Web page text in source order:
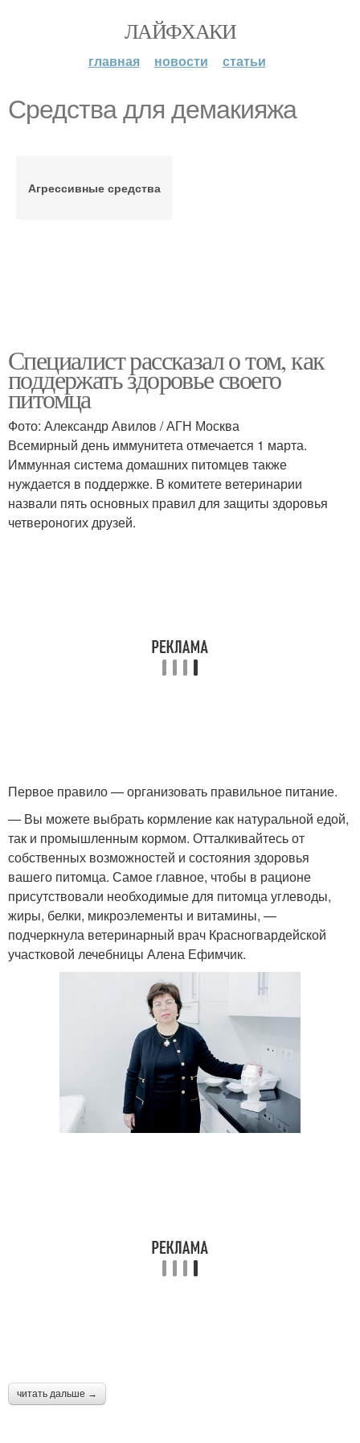
ЛАЙФХАКИ
главная новости статьи
Средства для демакияжа
Агрессивные средства
Специалист рассказал о том, как
поддержать здоровье своего
питомца
Фото: Александр Авилов / АГН Москва
Всемирный день иммунитета отмечается 1 марта.
Иммунная система домашних питомцев также
нуждается в поддержке. В комитете ветеринарии
назвали пять основных правил для защиты здоровья
четвероногих друзей.
Первое правило — организовать правильное питание.
— Вы можете выбрать кормление как натуральной едой,
так и промышленным кормом. Отталкивайтесь от
собственных возможностей и состояния здоровья
вашего питомца. Самое главное, чтобы в рационе
присутствовали необходимые для питомца углеводы,
жиры, белки, микроэлементы и витамины, —
подчеркнула ветеринарный врач Красногвардейской
участковой лечебницы Алена Ефимчик.
читать дальше →